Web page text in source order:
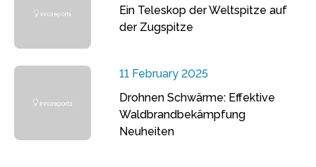
Ein Teleskop der Weltspitze auf
der Zugspitze
11 February 2025
Drohnen Schwärme: Effektive
Waldbrandbekämpfung
Neuheiten